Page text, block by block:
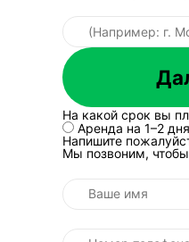
На какой срок вы
Аренда на 1–2 дня
Напишите
Мы позвоним,